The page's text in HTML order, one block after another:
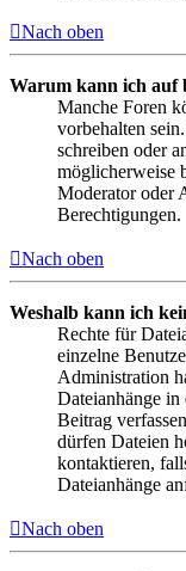
Nach oben
Warum kann ich auf
Manche Foren
vorbehalten
schreiben oder
möglicherweise
Moderator oder
Berechtigungen.
Nach oben
Weshalb kann ich
Rechte für
einzelne
Administration
Dateianhänge
Beitrag
dürfen Dateien
kontaktieren,
Dateianhänge
Nach oben